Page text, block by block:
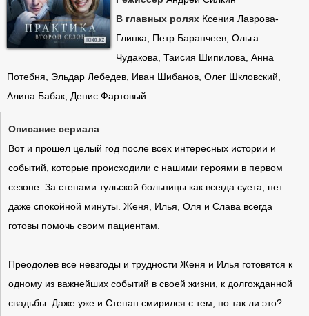
В главных ролях Ксения Лаврова-
Глинка, Петр Баранчеев, Ольга
Чудакова, Таисия Шипилова, Анна
Потебня, Эльдар Лебедев, Иван Шибанов, Олег Шкловский,
Алина Бабак, Денис Фартовый
Описание сериала
Вот и прошел целый год после всех интересных истории и
событий, которые происходили с нашими героями в первом
сезоне. За стенами тульской больницы как всегда суета, нет
даже спокойной минуты. Женя, Илья, Оля и Слава всегда
готовы помочь своим пациентам.
Преодолев все невзгоды и трудности Женя и Илья готовятся к
одному из важнейших событий в своей жизни, к долгожданной
свадьбы. Даже уже и Степан смирился с тем, но так ли это?